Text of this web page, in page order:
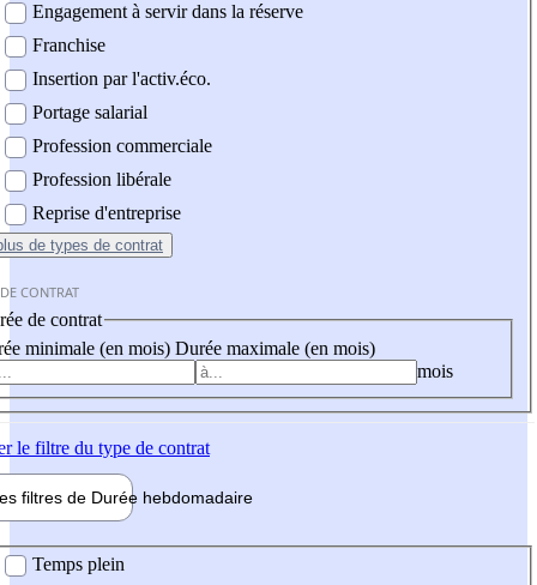
Engagement à servir dans la réserve
Franchise
Insertion par l'activ.éco.
Portage salarial
Profession commerciale
Profession libérale
Reprise d'entreprise
de types de contrat
CONTRAT
de contrat
minimale (en mois) Durée maximale (en mois)
mois
le filtre du type de contrat
filtres de Durée hebdomadaire
Temps plein